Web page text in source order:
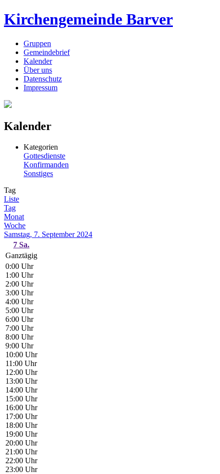
Kirchengemeinde Barver
Gruppen
Gemeindebrief
Kalender
Über uns
Datenschutz
Impressum
Kalender
Kategorien
Gottesdienste
Konfirmanden
Sonstiges
Tag
Liste
Tag
Monat
Woche
Samstag, 7. September 2024
7 Sa.
Ganztägig
0:00 Uhr
1:00 Uhr
2:00 Uhr
3:00 Uhr
4:00 Uhr
5:00 Uhr
6:00 Uhr
7:00 Uhr
8:00 Uhr
9:00 Uhr
10:00 Uhr
11:00 Uhr
12:00 Uhr
13:00 Uhr
14:00 Uhr
15:00 Uhr
16:00 Uhr
17:00 Uhr
18:00 Uhr
19:00 Uhr
20:00 Uhr
21:00 Uhr
22:00 Uhr
23:00 Uhr